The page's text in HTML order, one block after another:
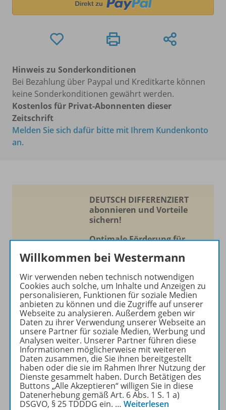
Hinweis zu Sonderkonditionen
Bei Bezahlung über Paypal und Kreditkarte können
keine Sonderkonditionen gewährt werden.
Kostenlos für Privat-Abonnenten dieser
Zeitschrift
Melden Sie sich dafür bitte mit Ihrem Kundenkonto
an.
DEUTSCH DIFFERENZIERT
abonnieren und Vorteile
sichern!
Optimale Förderung für
jedes Kind!
Die Zeitschrift erscheint als
Print- und als digitale Version.
Beiträge und Materialien
können im Online-Archiv von
DEUTSCH DIFFERENZIERT
kostenlos recherchiert und
heruntergeladen werden (nur
für Privatpersonen). Jetzt
kostengünstig Probelesen
oder gleich zum Vorteilspreis
abonnieren!
Willkommen bei Westermann
Wir verwenden neben technisch notwendigen
Cookies auch solche, um Inhalte und Anzeigen zu
personalisieren, Funktionen für soziale Medien
anbieten zu können und die Zugriffe auf unserer
Webseite zu analysieren. Außerdem geben wir
Daten zu ihrer Verwendung unserer Webseite an
unsere Partner für soziale Medien, Werbung und
Analysen weiter. Unserer Partner führen diese
Informationen möglicherweise mit weiteren
Daten zusammen, die Sie ihnen bereitgestellt
haben oder die sie im Rahmen Ihrer Nutzung der
Dienste gesammelt haben. Durch Betätigen des
Buttons „Alle Akzeptieren“ willigen Sie in diese
Datenerhebung gemäß Art. 6 Abs. 1 S. 1 a)
DSGVO, § 25 TDDDG ein. … Weiterlesen